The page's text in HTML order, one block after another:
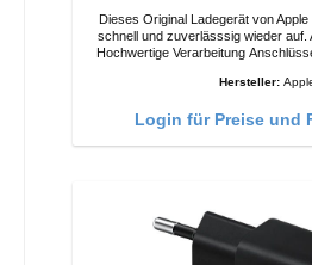
Dieses Original Ladegerät von
schnell und zuverlässsig wieder auf. Adapter
Hochwertige Verarbeitung Anschlüsse: USB-A Output: 12W
Hersteller:
Login für Preise und